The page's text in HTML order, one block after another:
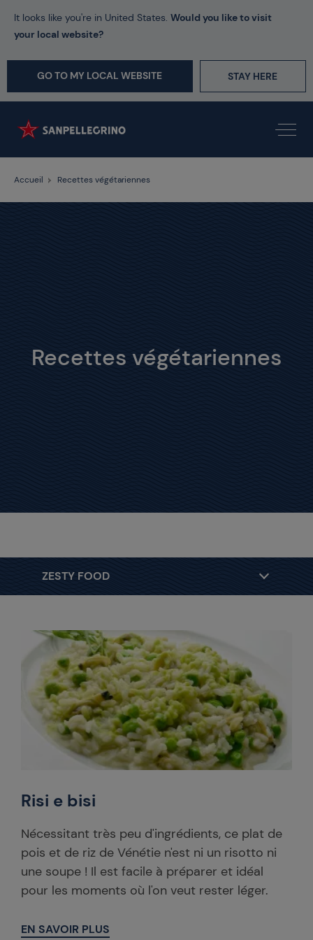
It looks like you're in United States. Would you like to visit
your local website?
GO TO MY LOCAL WEBSITE STAY HERE
Accueil Recettes végétariennes
Recettes végétariennes
ZESTY FOOD
Risi e bisi
Nécessitant très peu d'ingrédients, ce plat de
pois et de riz de Vénétie n'est ni un risotto ni
une soupe ! Il est facile à préparer et idéal
pour les moments où l'on veut rester léger.
EN SAVOIR PLUS